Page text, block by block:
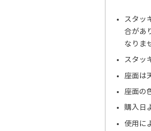
スタッ
合があ
なりま
スタッ
座面は
座面の
購入日
使用に